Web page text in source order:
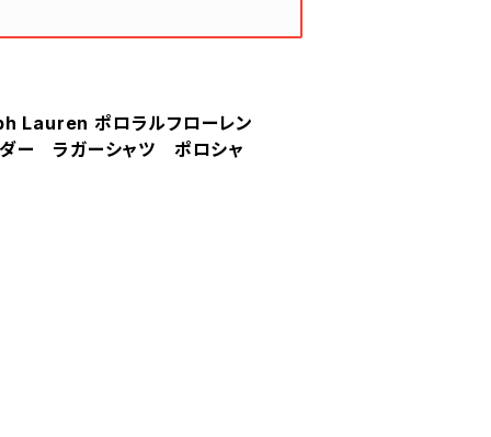
Lauren ポロラルフローレン
ー ラガーシャツ ポロシャ